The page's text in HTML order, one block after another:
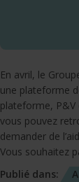
En avril, le
une plateforme
plateforme, P&V
vous pouvez
demander de
Vous souhaitez
Publié dans: